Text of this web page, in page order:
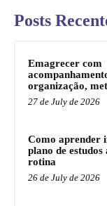
Posts
Emagrecer com
organização,
27 de July de 2026
Como aprender
plano de estudos
rotina
26 de July de 2026